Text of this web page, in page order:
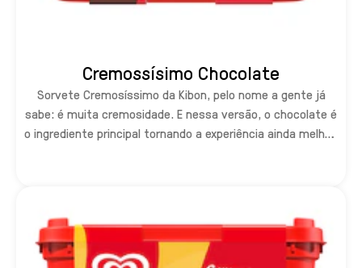
Cremossísimo Chocolate
Sorvete Cremosíssimo da Kibon, pelo nome a gente já
sabe: é muita cremosidade. E nessa versão, o chocolate é
o ingrediente principal tornando a experiência ainda melhor.